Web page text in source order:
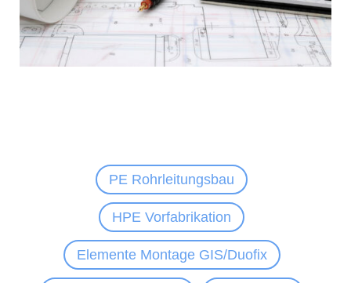
PE Rohrleitungsbau
HPE Vorfabrikation
Elemente Montage GIS/Duofix